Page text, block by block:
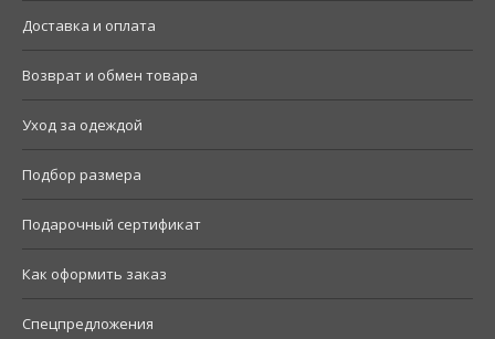
Доставка и оплата
Возврат и обмен товара
Уход за одеждой
Подбор размера
Подарочный сертификат
Как оформить заказ
Спецпредложения